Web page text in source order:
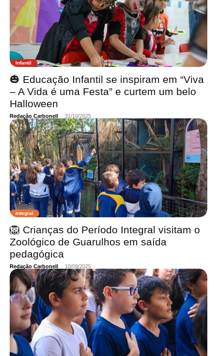
Infantil
🎃 Educação Infantil se inspiram em “Viva
– A Vida é uma Festa” e curtem um belo
Halloween
Redação Carbonell - 31/10/2025
Integral
🦁 Crianças do Período Integral visitam o
Zoológico de Guarulhos em saída
pedagógica
Redação Carbonell - 10/09/2025